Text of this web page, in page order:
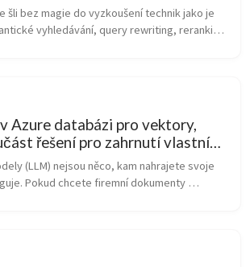
šli bez magie do vyzkoušení technik jako je
vyhledávání, query rewriting, reranking
Azure databázi pro vektory,
řešení pro zahrnutí vlastních
(LLM) nejsou něco, kam nahrajete svoje
Pokud chcete firemní dokumenty